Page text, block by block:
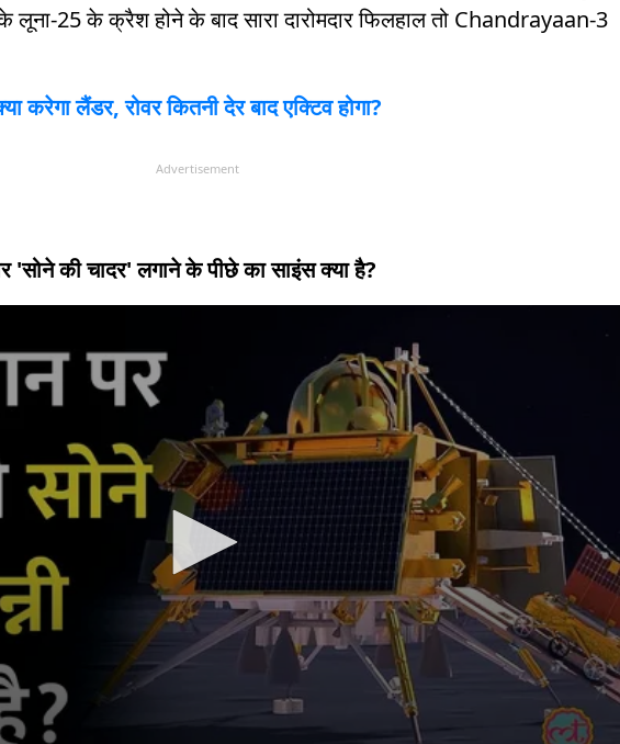
लूना-25 के क्रैश होने के बाद सारा दारोमदार फिलहाल तो Chandrayaan-3
करेगा लैंडर, रोवर कितनी देर बाद एक्टिव होगा?
Advertisement
'सोने की चादर' लगाने के पीछे का साइंस क्या है?